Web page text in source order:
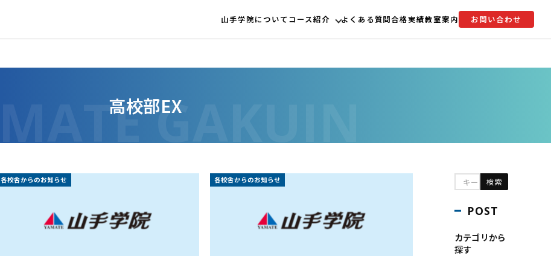
山手学院についてコース紹介 よくある質問合格実績教室案内 お問い合わせ
高校部EX
各校舎からのお知らせ 各校舎からのお知らせ
POST
カテゴリから
探す